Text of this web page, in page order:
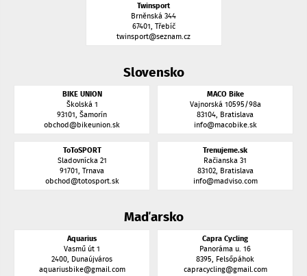
Twinsport
Brněnská 344
67401, Třebíč
twinsport@seznam.cz
Slovensko
BIKE UNION
Školská 1
93101, Šamorín
obchod@bikeunion.sk
MACO Bike
Vajnorská 10595/98a
83104, Bratislava
info@macobike.sk
ToToSPORT
Sladovnícka 21
91701, Trnava
obchod@totosport.sk
Trenujeme.sk
Račianska 31
83102, Bratislava
info@madviso.com
Maďarsko
Aquarius
Vasmű út 1
2400, Dunaújváros
aquariusbike@gmail.com
Capra Cycling
Panoráma u. 16
8395, Felsőpáhok
capracycling@gmail.com